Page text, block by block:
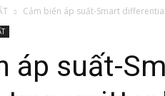
Cảm biến áp suất-Smart
áp suất-